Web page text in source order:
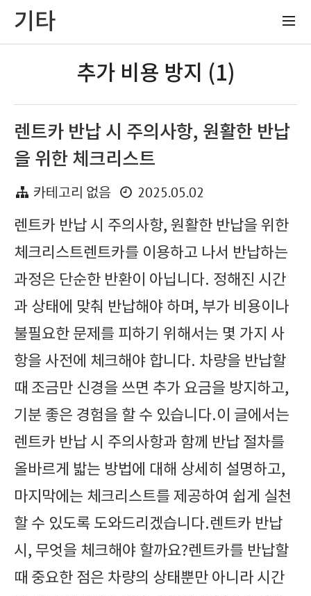
기타
추가 비용 방지 (1)
렌트카 반납 시 주의사항, 원활한 반납
을 위한 체크리스트
카테고리 없음
2025.05.02
렌트카 반납 시 주의사항, 원활한 반납을 위한
체크리스트렌트카를 이용하고 나서 반납하는
과정은 단순한 반환이 아닙니다. 정해진 시간
과 상태에 맞춰 반납해야 하며, 부가 비용이나
불필요한 문제를 피하기 위해서는 몇 가지 사
항을 사전에 체크해야 합니다. 차량을 반납할
때 조금만 신경을 쓰면 추가 요금을 방지하고,
기분 좋은 경험을 할 수 있습니다.이 글에서는
렌트카 반납 시 주의사항과 함께 반납 절차를
올바르게 밟는 방법에 대해 상세히 설명하고,
마지막에는 체크리스트를 제공하여 쉽게 실천
할 수 있도록 도와드리겠습니다.렌트카 반납
시, 무엇을 체크해야 할까요?렌트카를 반납할
때 중요한 점은 차량의 상태뿐만 아니라 시간